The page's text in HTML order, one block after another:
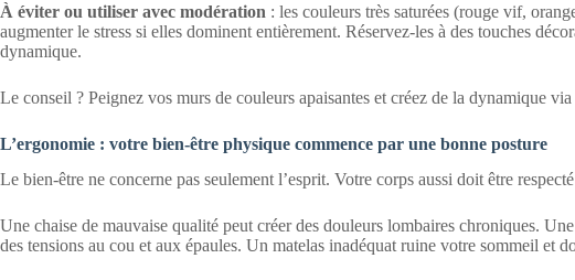
À éviter ou utiliser avec modération : les couleurs très saturées (rouge vif,
augmenter le stress si elles dominent entièrement. Réservez-les à des touches
dynamique.
Le conseil ? Peignez vos murs de couleurs apaisantes et créez de la dynamique
L’ergonomie : votre bien-être physique commence par une bonne posture
Le bien-être ne concerne pas seulement l’esprit. Votre corps aussi doit être
Une chaise de mauvaise qualité peut créer des douleurs lombaires chroniques.
des tensions au cou et aux épaules. Un matelas inadéquat ruine votre sommeil et